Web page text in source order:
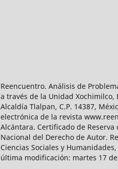
Reencuentro. Análisis de
a través de la Unidad Xochimilco,
Alcaldía Tlalpan, C.P. 14387,
electrónica de la revista
Alcántara. Certificado de
Nacional del Derecho de Autor.
Ciencias Sociales y
última modificación: martes 17